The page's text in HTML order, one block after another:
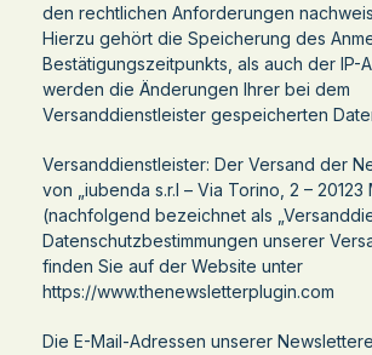
den rechtlichen Anforderungen
Hierzu gehört die Speicherung des
Bestätigungszeitpunkts, als auch der IP-
werden die Änderungen Ihrer bei dem
Versanddienstleister gespeicherten
Versanddienstleister: Der Versand der
von „iubenda s.r.l – Via Torino, 2 – 20123
(nachfolgend bezeichnet als
Datenschutzbestimmungen unserer
finden Sie auf der Website unter
https://www.thenewsletterplugin.com
Die E-Mail-Adressen unserer